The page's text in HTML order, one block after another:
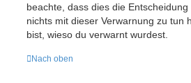
beachte, dass dies die
nichts mit dieser Verwarnung zu tun
bist, wieso du verwarnt wurdest.
Nach oben